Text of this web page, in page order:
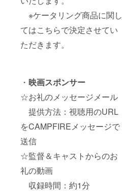
※ケータリング商品に関し
てはこちらで決定させてい
ただきます。
・ 映画スポンサー
☆お礼のメッセージメール
提供方法：視聴用のURL
をCAMPFIREメッセージで
送信
☆監督＆キャストからのお
礼の動画
収録時間：約1分